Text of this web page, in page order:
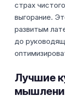
страх
выгорание.
развитым
до
Лучшие